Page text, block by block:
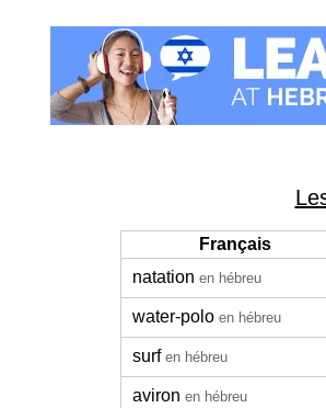
Français
natation en hébreu
water-polo en hébreu
surf en hébreu
aviron en hébreu